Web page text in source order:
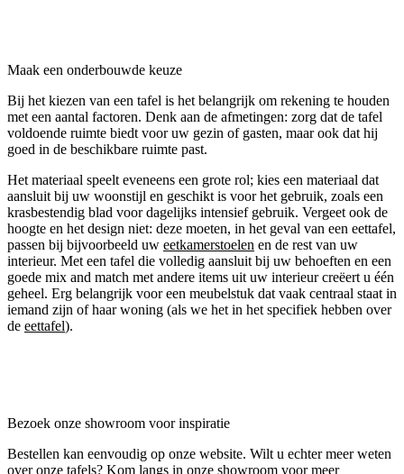
Maak een onderbouwde keuze
Bij het kiezen van een tafel is het belangrijk om rekening te houden
met een aantal factoren. Denk aan de afmetingen: zorg dat de tafel
voldoende ruimte biedt voor uw gezin of gasten, maar ook dat hij
goed in de beschikbare ruimte past.
Het materiaal speelt eveneens een grote rol; kies een materiaal dat
aansluit bij uw woonstijl en geschikt is voor het gebruik, zoals een
krasbestendig blad voor dagelijks intensief gebruik. Vergeet ook de
hoogte en het design niet: deze moeten, in het geval van een eettafel,
passen bij bijvoorbeeld uw eetkamerstoelen en de rest van uw
interieur. Met een tafel die volledig aansluit bij uw behoeften en een
goede mix and match met andere items uit uw interieur creëert u één
geheel. Erg belangrijk voor een meubelstuk dat vaak centraal staat in
iemand zijn of haar woning (als we het in het specifiek hebben over
de eettafel).
Bezoek onze showroom voor inspiratie
Bestellen kan eenvoudig op onze website. Wilt u echter meer weten
over onze tafels? Kom langs in onze showroom voor meer